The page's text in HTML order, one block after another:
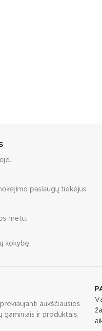
paslaugų tiekėjus.
metu.
kokybę.
aukščiausios
gaminiais ir produktais.